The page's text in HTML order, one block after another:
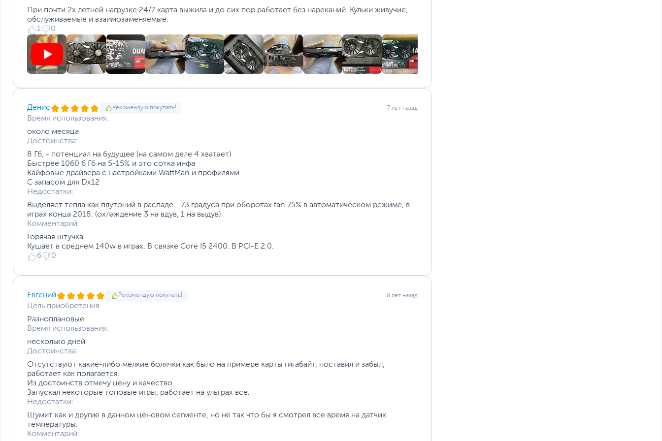
При почти 2х летней нагрузке 24/7 карта выжила и до сих пор работает без нареканий. Кульки живучие,
обслуживаемые и взаимозаменяемые.
1
0
Денис Рекомендую покупать! 7 лет назад
Время использования:
около месяца
Достоинства:
8 Гб, - потенциал на будущее (на самом деле 4 хватает)
Быстрее 1060 6 Гб на 5-15% и это сотка инфа
Кайфовые драйвера с настройками WattMan и профилями
С запасом для Dx12
Недостатки:
Выделяет тепла как плутоний в распаде - 73 градуса при оборотах fan 75% в автоматическом режиме, в
играх конца 2018. (охлаждение 3 на вдув, 1 на выдув)
Комментарий:
Горячая штучка
Кушает в среднем 140w в играх. В связке Core I5 2400. В PCI-E 2.0.
6
0
Евгений Рекомендую покупать! 8 лет назад
Цель приобретения
Разноплановые
Время использования:
несколько дней
Достоинства:
Отсутствуют какие-либо мелкие болячки как было на примере карты гигабайт, поставил и забыл,
работает как полагается.
Из достоинств отмечу цену и качество.
Запускал некоторые топовые игры, работает на ультрах все.
Недостатки:
Шумит как и другие в данном ценовом сегменте, но не так что бы я смотрел все время на датчик
температуры.
Комментарий: